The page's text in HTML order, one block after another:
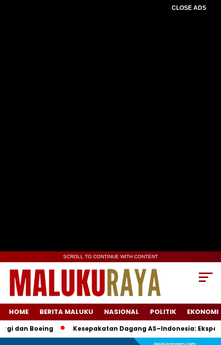
CLOSE ADS
SCROLL TO CONTINUE WITH CONTENT
HOME BERITA MALUKU NASIONAL POLITIK EKONOMI
Boeing Kesepakatan Dagang AS–Indonesia: Ekspor